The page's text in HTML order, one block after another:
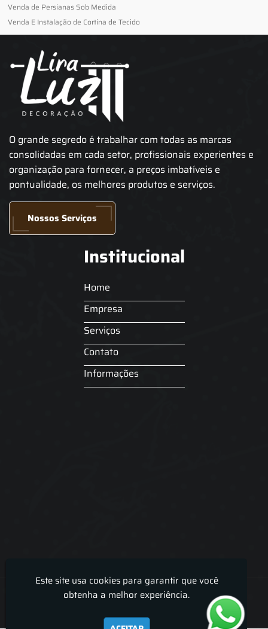
Venda de Persianas Sob Medida
Venda E Instalação de Cortina de Tecido
O grande segredo é trabalhar com todas as marcas
consolidadas em cada setor, profissionais experientes e
organização para fornecer, a preços imbatíveis e
pontualidade, os melhores produtos e serviços.
Nossos Serviços
Institucional
Home
Empresa
Serviços
Contato
Informações
Lira Luz Decor - Cortinas sob medidas e persianas
Este site usa cookies para garantir que você
obtenha a melhor experiência.